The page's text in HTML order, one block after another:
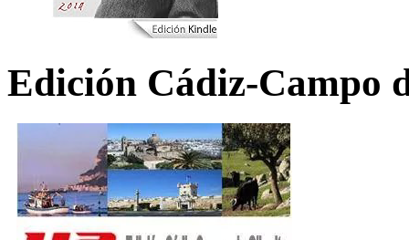
Edición Cádiz-Campo